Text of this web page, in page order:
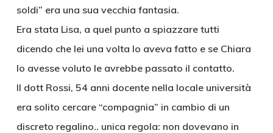
soldi” era una sua vecchia fantasia.
Era stata Lisa, a quel punto a spiazzare tutti
dicendo che lei una volta lo aveva fatto e se Chiara
lo avesse voluto le avrebbe passato il contatto.
Il dott Rossi, 54 anni docente nella locale università
era solito cercare “compagnia” in cambio di un
discreto regalino.. unica regola: non dovevano in